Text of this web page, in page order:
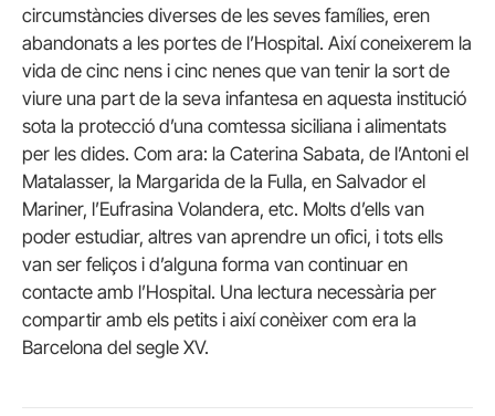
circumstàncies diverses de les seves famílies, eren
abandonats a les portes de l’Hospital. Així coneixerem la
vida de cinc nens i cinc nenes que van tenir la sort de
viure una part de la seva infantesa en aquesta institució
sota la protecció d’una comtessa siciliana i alimentats
per les dides. Com ara: la Caterina Sabata, de l’Antoni el
Matalasser, la Margarida de la Fulla, en Salvador el
Mariner, l’Eufrasina Volandera, etc. Molts d’ells van
poder estudiar, altres van aprendre un ofici, i tots ells
van ser feliços i d’alguna forma van continuar en
contacte amb l’Hospital. Una lectura necessària per
compartir amb els petits i així conèixer com era la
Barcelona del segle XV.